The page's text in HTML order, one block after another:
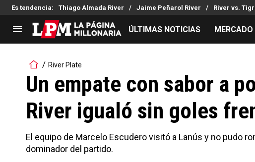
Es tendencia: Thiago Almada River Jaime Peñarol River River vs.
LIGA PROFESIONAL
Noticias
Tabla de posiciones
Fixture
Reserva
Copa Sudamericana
Copa Argentina
Selección Argentina
Análisis
Juanfer
Chacho
ÚLTIMAS NOTICIAS MERCADO
River Plate
Un empate con sabor a
River igualó sin goles
El equipo de Marcelo Escudero visitó a Lanús y no pudo
dominador del partido.